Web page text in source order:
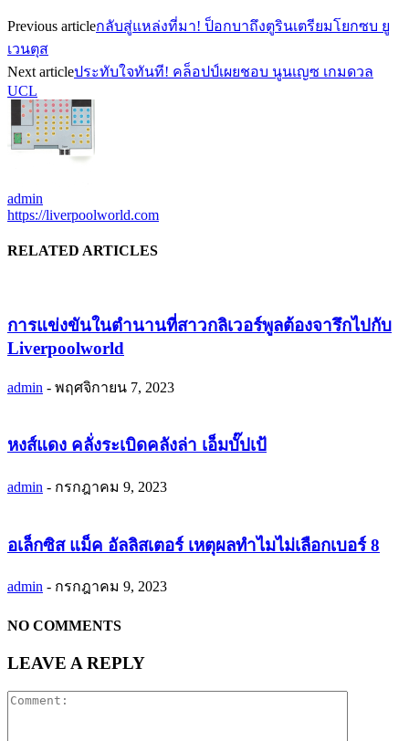
Previous articleกลับสู่แหล่งที่มา! ป็อกบาถึงตูรินเตรียมโยกซบ ยู
เวนตุส
Next articleประทับใจทันที! คล็อปป์เผยชอบ นูนเญซ เกมดวล
UCL
admin
https://liverpoolworld.com
RELATED ARTICLES
การแข่งขันในตำนานที่สาวกลิเวอร์พูลต้องจารึกไปกับ
Liverpoolworld
admin - พฤศจิกายน 7, 2023
หงส์แดง คลั่งระเบิดคลังล่า เอ็มบั๊ปเป้
admin - กรกฎาคม 9, 2023
อเล็กซิส แม็ค อัลลิสเตอร์ เหตุผลทำไมไม่เลือกเบอร์ 8
admin - กรกฎาคม 9, 2023
NO COMMENTS
LEAVE A REPLY